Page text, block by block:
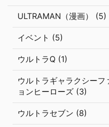
ULTRAMAN（漫画） (5)
イベント (5)
ウルトラQ (1)
ウルトラギャラクシー
ョンヒーローズ (3)
ウルトラセブン (8)